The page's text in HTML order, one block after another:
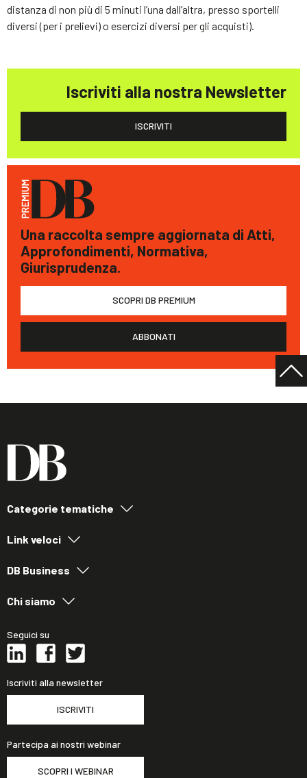
distanza di non più di 5 minuti l’una dall’altra, presso sportelli
diversi (per i prelievi) o esercizi diversi per gli acquisti).
Iscriviti alla nostra Newsletter
ISCRIVITI
Una raccolta sempre aggiornata di Atti,
Approfondimenti, Normativa,
Giurisprudenza.
SCOPRI DB PREMIUM
ABBONATI
Categorie tematiche
Link veloci
DB Business
Chi siamo
Seguici su
Iscriviti alla newsletter
ISCRIVITI
Partecipa ai nostri webinar
SCOPRI I WEBINAR